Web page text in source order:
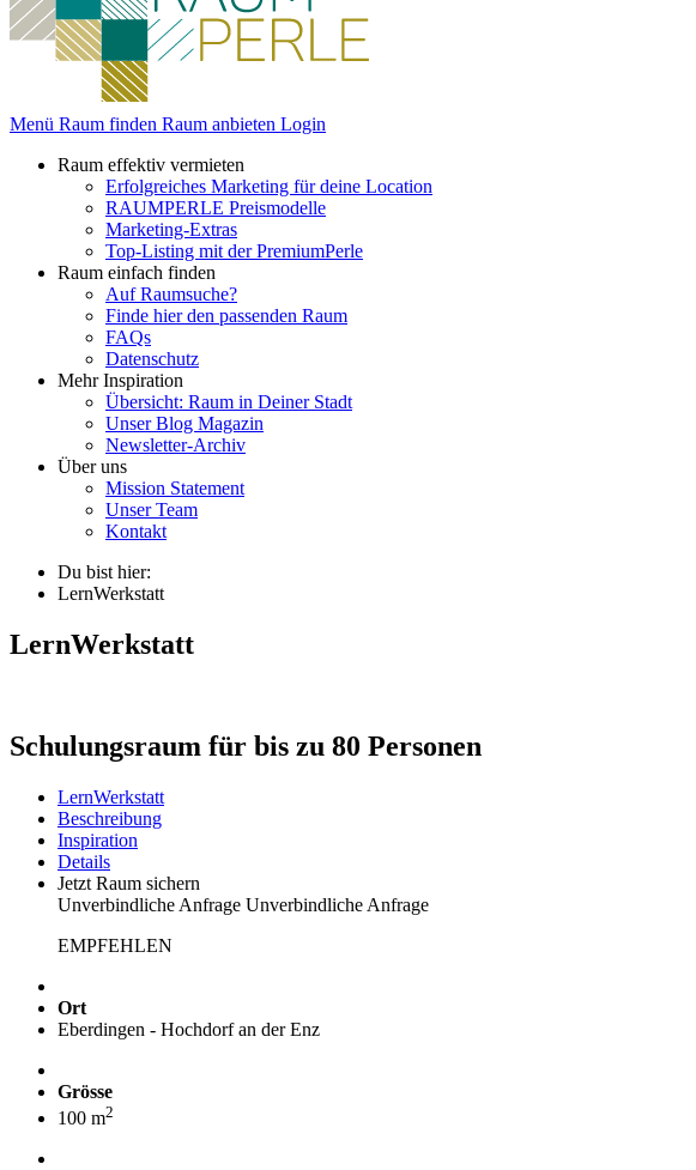
Menü Raum finden Raum anbieten Login
Raum effektiv vermieten
Erfolgreiches Marketing für deine Location
RAUMPERLE Preismodelle
Marketing-Extras
Top-Listing mit der PremiumPerle
Raum einfach finden
Auf Raumsuche?
Finde hier den passenden Raum
FAQs
Datenschutz
Mehr Inspiration
Übersicht: Raum in Deiner Stadt
Unser Blog Magazin
Newsletter-Archiv
Über uns
Mission Statement
Unser Team
Kontakt
Du bist hier:
LernWerkstatt
LernWerkstatt
Schulungsraum für bis zu 80 Personen
LernWerkstatt
Beschreibung
Inspiration
Details
Jetzt Raum sichern
Unverbindliche Anfrage Unverbindliche Anfrage
EMPFEHLEN
Ort
Eberdingen - Hochdorf an der Enz
Grösse
100 m2